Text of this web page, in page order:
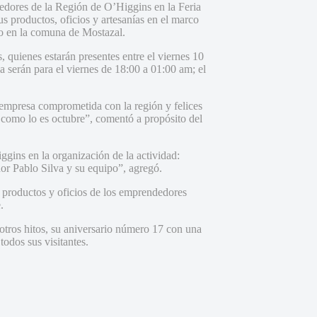
de la Región de O’Higgins en la Feria
productos, oficios y artesanías en el marco
en la comuna de Mostazal.
estarán presentes entre el viernes 10
para el viernes de 18:00 a 01:00 am; el
comprometida con la región y felices
lo es octubre”, comentó a propósito del
en la organización de la actividad:
Pablo Silva y su equipo”, agregó.
y oficios de los emprendedores
hitos, su aniversario número 17 con una
sus visitantes.